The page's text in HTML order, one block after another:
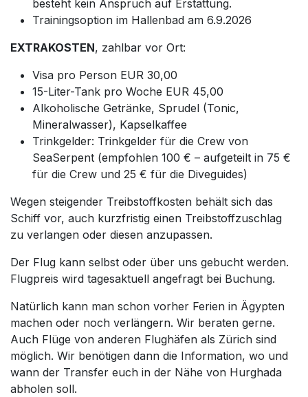
besteht kein Anspruch auf Erstattung.
Trainingsoption im Hallenbad am 6.9.2026
EXTRAKOSTEN, zahlbar vor Ort:
Visa pro Person EUR 30,00
15-Liter-Tank pro Woche EUR 45,00
Alkoholische Getränke, Sprudel (Tonic,
Mineralwasser), Kapselkaffee
Trinkgelder: Trinkgelder für die Crew von
SeaSerpent (empfohlen 100 € – aufgeteilt in 75 €
für die Crew und 25 € für die Diveguides)
Wegen steigender Treibstoffkosten behält sich das
Schiff vor, auch kurzfristig einen Treibstoffzuschlag
zu verlangen oder diesen anzupassen.
Der Flug kann selbst oder über uns gebucht werden.
Flugpreis wird tagesaktuell angefragt bei Buchung.
Natürlich kann man schon vorher Ferien in Ägypten
machen oder noch verlängern. Wir beraten gerne.
Auch Flüge von anderen Flughäfen als Zürich sind
möglich. Wir benötigen dann die Information, wo und
wann der Transfer euch in der Nähe von Hurghada
abholen soll.